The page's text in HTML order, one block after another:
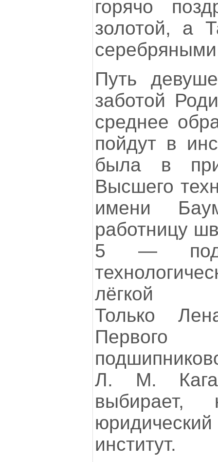
горячо
золотой, а
Путь
заботой
среднее
пойдут в
была в
Высшего
имени
работницу
5 —
лёгкой
Только
Первого
Л. М.
институт.